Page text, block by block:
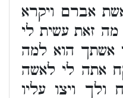
אברם ויקרא
זאת עשית לי
אשתך הוא למה
אתה לי לאשה
ויצו עליו